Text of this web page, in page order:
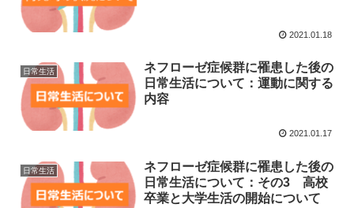
2021.01.18
日常生活
ネフローゼ症候群に罹患した後の
日常生活について：運動に関する
内容
2021.01.17
日常生活
ネフローゼ症候群に罹患した後の
日常生活について：その3 高校
卒業と大学生活の開始について